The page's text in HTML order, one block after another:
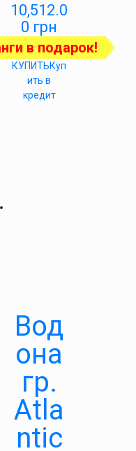
10,512.0
0 грн
в подарок!
КУПИТЬКуп
ить в
кредит
Вод
она
гр.
Atla
ntic